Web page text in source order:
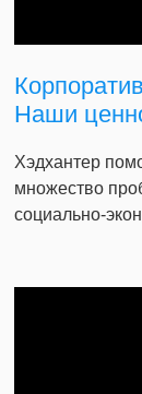
Наши
Хэдхантер
множество
социально-